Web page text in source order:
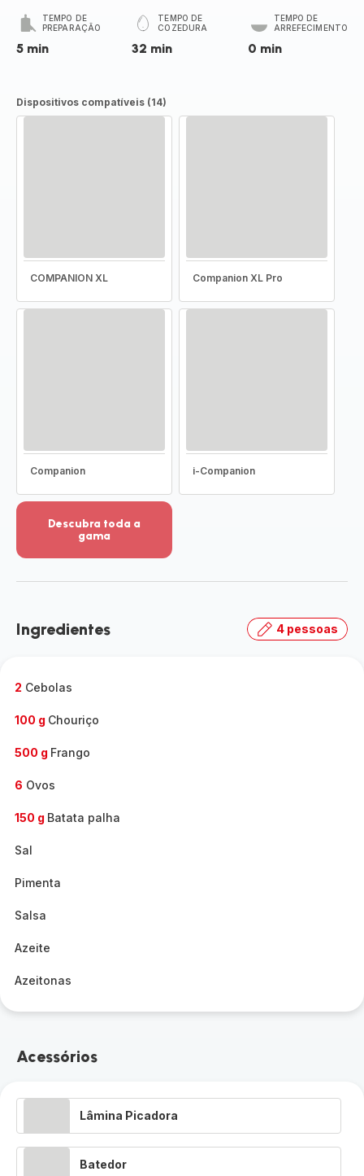
TEMPO DE
PREPARAÇÃO
5 min
TEMPO DE
COZEDURA
32 min
TEMPO DE
ARREFECIMENTO
0 min
Dispositivos compatíveis (14)
COMPANION XL Companion XL Pro
Companion i-Companion
Descubra toda a
gama
detalhes
toda
Ingredientes 4 pessoas
2 Cebolas
100 g Chouriço
500 g Frango
6 Ovos
150 g Batata palha
Sal
Pimenta
Salsa
Azeite
Azeitonas
Acessórios
Lâmina Picadora
Batedor